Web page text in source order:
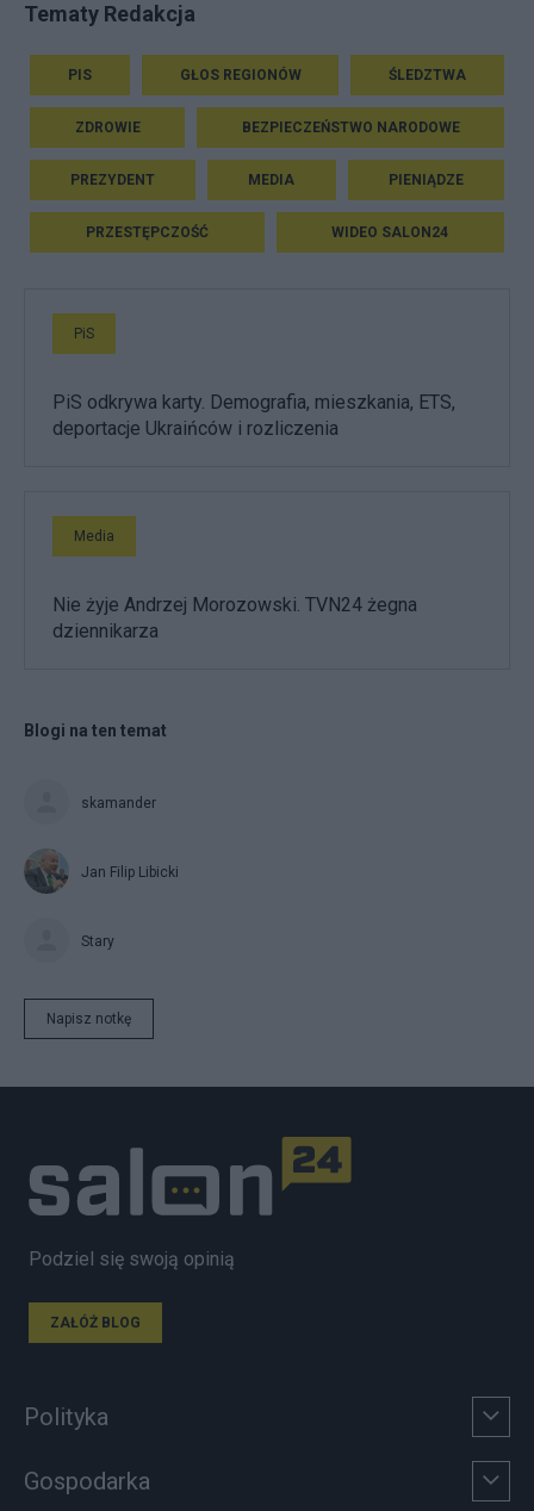
Tematy Redakcja
PIS GŁOS REGIONÓW ŚLEDZTWA
ZDROWIE BEZPIECZEŃSTWO NARODOWE
PREZYDENT MEDIA PIENIĄDZE
PRZESTĘPCZOŚĆ WIDEO SALON24
PiS
PiS odkrywa karty. Demografia, mieszkania, ETS,
deportacje Ukraińców i rozliczenia
Media
Nie żyje Andrzej Morozowski. TVN24 żegna
dziennikarza
Blogi na ten temat
skamander
Jan Filip Libicki
Stary
Napisz notkę
Podziel się swoją opinią
ZAŁÓŻ BLOG
Polityka
Gospodarka